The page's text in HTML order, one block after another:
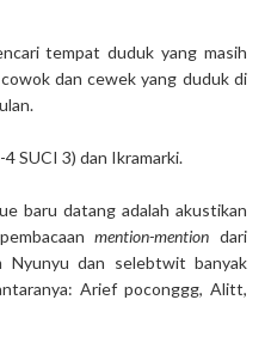
tempat duduk yang masih
dan cewek yang duduk di
SUCI 3) dan Ikramarki.
baru datang adalah akustikan
mention-mention dari
Nyunyu dan selebtwit banyak
Arief poconggg, Alitt,